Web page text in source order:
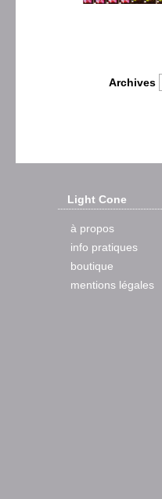
Archives
Light Cone
à propos
info pratiques
boutique
mentions légales